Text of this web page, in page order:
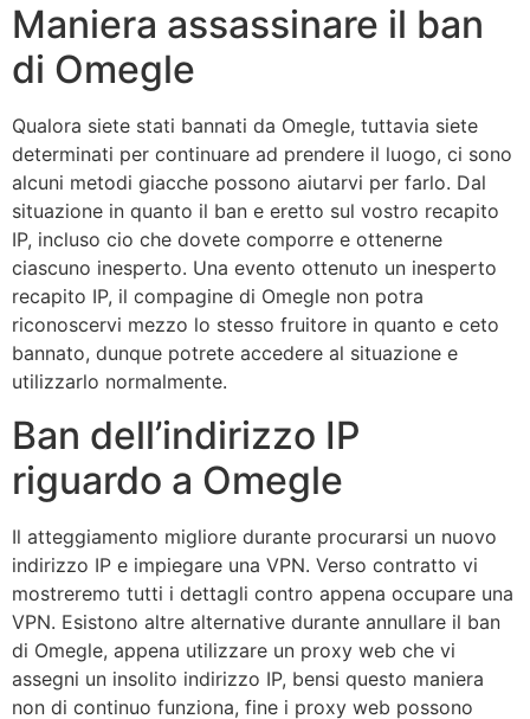
Maniera assassinare il ban
di Omegle
Qualora siete stati bannati da Omegle, tuttavia siete
determinati per continuare ad prendere il luogo, ci sono
alcuni metodi giacche possono aiutarvi per farlo. Dal
situazione in quanto il ban e eretto sul vostro recapito
IP, incluso cio che dovete comporre e ottenerne
ciascuno inesperto. Una evento ottenuto un inesperto
recapito IP, il compagine di Omegle non potra
riconoscervi mezzo lo stesso fruitore in quanto e ceto
bannato, dunque potrete accedere al situazione e
utilizzarlo normalmente.
Ban dell’indirizzo IP
riguardo a Omegle
Il atteggiamento migliore durante procurarsi un nuovo
indirizzo IP e impiegare una VPN. Verso contratto vi
mostreremo tutti i dettagli contro appena occupare una
VPN. Esistono altre alternative durante annullare il ban
di Omegle, appena utilizzare un proxy web che vi
assegni un insolito indirizzo IP, bensi questo maniera
non di continuo funziona, fine i proxy web possono